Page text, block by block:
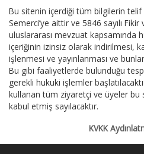
Bu sitenin içerdiği tüm bilgilerin telif
Semerci’ye aittir ve 5846 sayılı
uluslararası mevzuat kapsamında
içeriğinin izinsiz olarak indirilmesi,
işlenmesi ve yayınlanması ve
Bu gibi faaliyetlerde bulunduğu
gerekli hukuki işlemler
kullanan tüm ziyaretçi ve üyeler bu
kabul etmiş sayılacaktır.
KVKK